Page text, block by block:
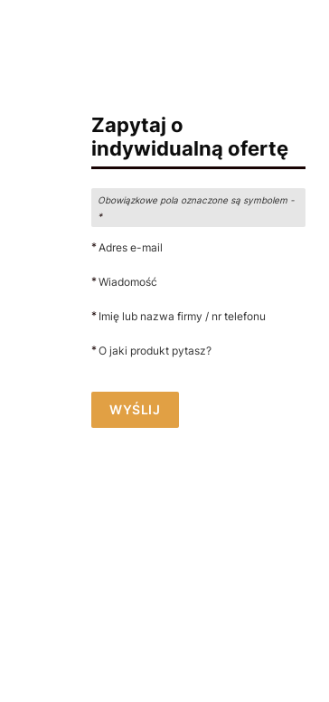
Zapytaj o
indywidualną ofertę
Obowiązkowe pola oznaczone są symbolem -
*
*Adres e-mail
*Wiadomość
* Imię lub nazwa firmy / nr telefonu
*O jaki produkt pytasz?
WYŚLIJ